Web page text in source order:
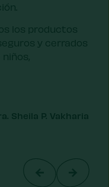
los productos
y cerrados
Sheila P. Vakharia